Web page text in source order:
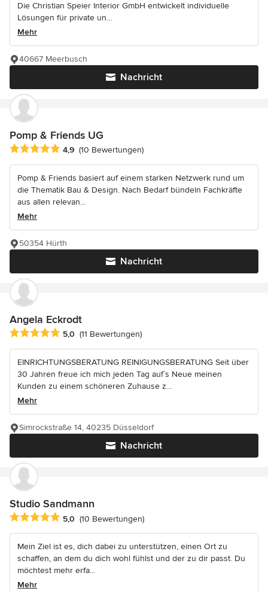
Die Christian Speier Interior GmbH entwickelt individuelle
Lösungen für private un...
Mehr
Nachricht
40667 Meerbusch
Pomp & Friends UG
Durchschnittliche Bewertung: 4.9 von 5 Sternen
4,9 (10 Bewertungen)
Pomp & Friends basiert auf einem starken Netzwerk rund um
die Thematik Bau & Design. Nach Bedarf bündeln Fachkräfte
aus allen relevan...
Mehr
Nachricht
50354 Hürth
Angela Eckrodt
Durchschnittliche Bewertung: 5 von 5 Sternen
5,0 (11 Bewertungen)
EINRICHTUNGSBERATUNG REINIGUNGSBERATUNG Seit über
30 Jahren freue ich mich jeden Tag auf`s Neue meinen
Kunden zu einem schöneren Zuhause z...
Mehr
Nachricht
Simrockstraße 14, 40235 Düsseldorf
Studio Sandmann
Durchschnittliche Bewertung: 5 von 5 Sternen
5,0 (10 Bewertungen)
Mein Ziel ist es, dich dabei zu unterstützen, einen Ort zu
schaffen, an dem du dich wohl fühlst und der zu dir passt. Du
möchtest mehr erfa...
Mehr